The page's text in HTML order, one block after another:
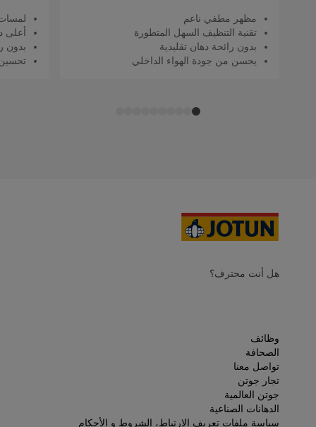
مظهر مطفي ناعم
تقنية التنظيف السهل المتطورة
بدون رائحة دهان تقليدية
يحسن من جودة الهواء الداخلي
أعلى
بدون
هل أنت محترف؟
وظائف
الصحافة
تواصل معنا
تجار جوتن
جوتن العالمية
الدهانات الصناعية
سياسة ملفات تعريف الارتباط، الشروط و الأحكام